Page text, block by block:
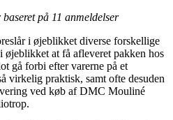
på 11 anmeldelser
i øjeblikket diverse forskellige
at få afleveret pakken hos
gå forbi efter varerne på et
virkelig praktisk, samt ofte desuden
ved køb af DMC Mouliné